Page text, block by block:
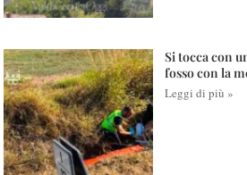
Si tocca con
fosso con la
Leggi di più »